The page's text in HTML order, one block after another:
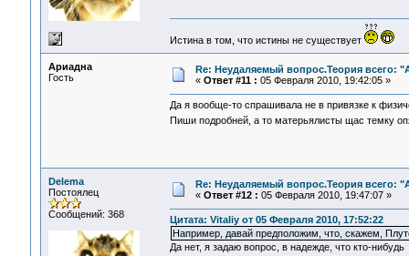
Истина в том, что истины не существует
Ариадна
Гость
Re: Неудаляемый вопрос.Теория всего:
« Ответ #11 : 05 Февраля 2010, 19:42:05 »
Да я вообще-то спрашивала не в привязке к
Пиши подробней, а то матерьялисты щас темку
Delema
Постоялец
Сообщений: 368
Re: Неудаляемый вопрос.Теория всего:
« Ответ #12 : 05 Февраля 2010, 19:47:07 »
Цитата: Vitaliy от 05 Февраля 2010, 17:52:22
Например, давай предположим, что, скажем,
Да нет, я задаю вопрос, в надежде, что кто-